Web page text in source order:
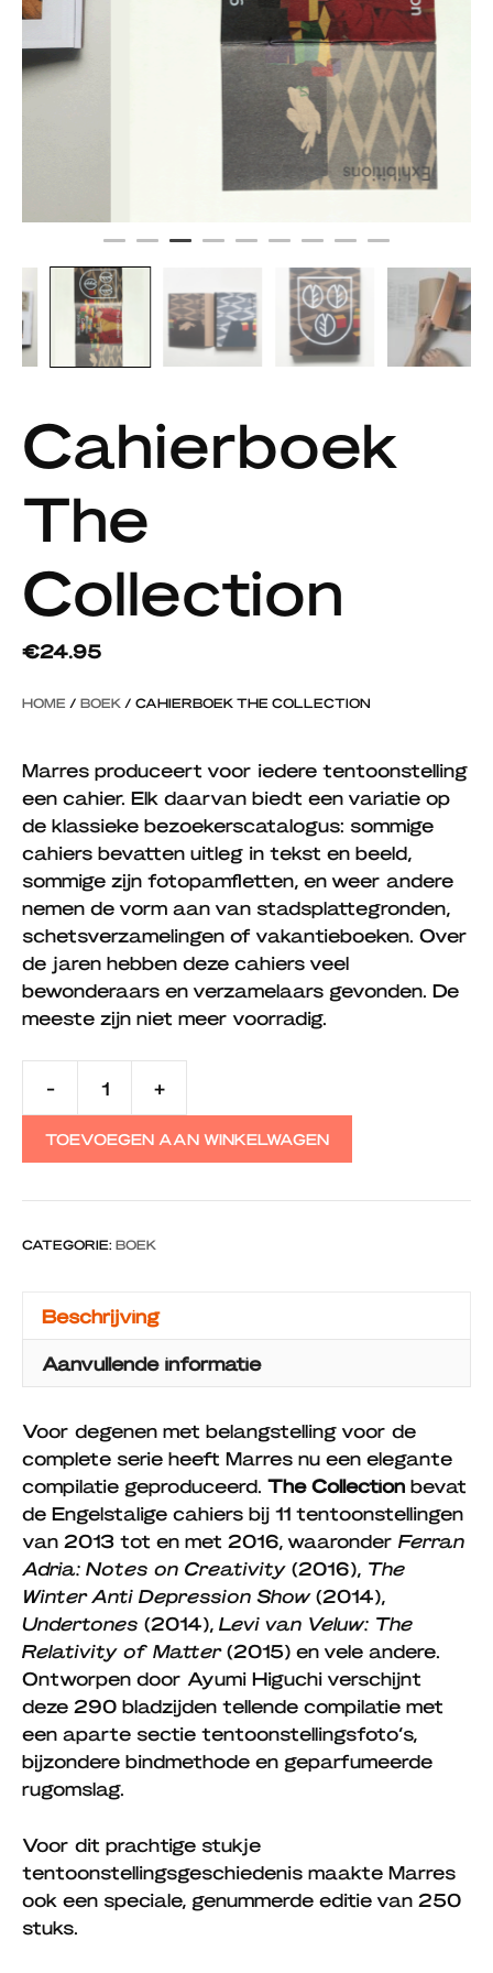
Cahierboek
The
Collection
€24.95
HOME / BOEK / CAHIERBOEK THE COLLECTION
Marres produceert voor iedere tentoonstelling
een cahier. Elk daarvan biedt een variatie op
de klassieke bezoekerscatalogus: sommige
cahiers bevatten uitleg in tekst en beeld,
sommige zijn fotopamfletten, en weer andere
nemen de vorm aan van stadsplattegronden,
schetsverzamelingen of vakantieboeken. Over
de jaren hebben deze cahiers veel
bewonderaars en verzamelaars gevonden. De
meeste zijn niet meer voorradig.
- +
TOEVOEGEN AAN WINKELWAGEN
CATEGORIE: BOEK
Beschrijving
Aanvullende informatie
Voor degenen met belangstelling voor de
complete serie heeft Marres nu een elegante
compilatie geproduceerd. The Collection bevat
de Engelstalige cahiers bij 11 tentoonstellingen
van 2013 tot en met 2016, waaronder Ferran
Adria: Notes on Creativity (2016), The
Winter Anti Depression Show(2014),
Undertones (2014), Levi van Veluw: The
Relativity of Matter(2015) en vele andere.
Ontworpen door Ayumi Higuchi verschijnt
deze 290 bladzijden tellende compilatie met
een aparte sectie tentoonstellingsfoto’s,
bijzondere bindmethode en geparfumeerde
rugomslag.
Voor dit prachtige stukje
tentoonstellingsgeschiedenis maakte Marres
ook een speciale, genummerde editie van 250
stuks.